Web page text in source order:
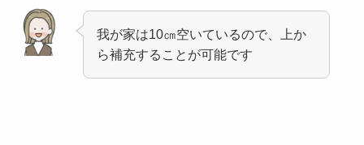
我が家は10㎝空いているので、上か
ら補充することが可能です